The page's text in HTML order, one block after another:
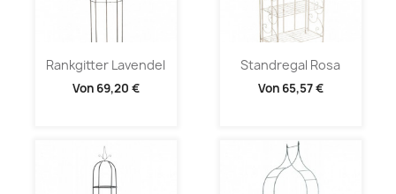
Rankgitter Lavendel
Von 69,20 €
Standregal Rosa
Von 65,57 €